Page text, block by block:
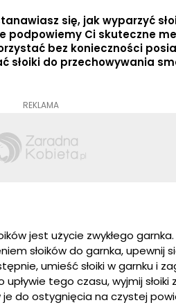
się, jak wyparzyć
podpowiemy Ci skuteczne
bez konieczności
słoiki do przechowywania
REKLAMA
jest użycie zwykłego
słoików do garnka, upewnij
umieść słoiki w garnku i
upływie tego czasu, wyjmij
do ostygnięcia na czystej